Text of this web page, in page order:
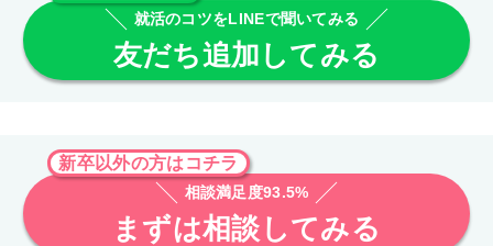
就活のコツをLINEで聞いてみる
友だち追加してみる
新卒以外の方はコチラ
相談満足度93.5%
まずは相談してみる